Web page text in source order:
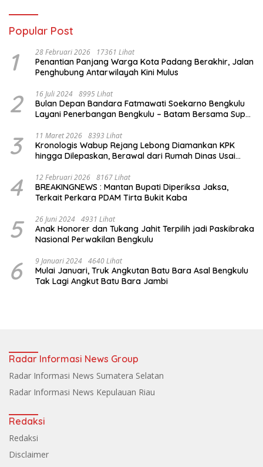
Popular Post
1 28 Februari 2026 17361 Lihat
Penantian Panjang Warga Kota Padang Berakhir, Jalan
Penghubung Antarwilayah Kini Mulus
2 16 Juli 2024 8995 Lihat
Bulan Depan Bandara Fatmawati Soekarno Bengkulu
Layani Penerbangan Bengkulu – Batam Bersama Super
3 11 Maret 2026 8393 Lihat
Kronologis Wabup Rejang Lebong Diamankan KPK
hingga Dilepaskan, Berawal dari Rumah Dinas Usai
4 12 Februari 2026 8167 Lihat
BREAKINGNEWS : Mantan Bupati Diperiksa Jaksa,
Terkait Perkara PDAM Tirta Bukit Kaba
5 26 Juni 2024 4931 Lihat
Anak Honorer dan Tukang Jahit Terpilih jadi Paskibraka
Nasional Perwakilan Bengkulu
6 9 Januari 2024 4640 Lihat
Mulai Januari, Truk Angkutan Batu Bara Asal Bengkulu
Tak Lagi Angkut Batu Bara Jambi
Radar Informasi News Group
Radar Informasi News Sumatera Selatan
Radar Informasi News Kepulauan Riau
Redaksi
Redaksi
Disclaimer